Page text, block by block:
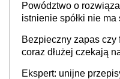
Powództwo o
istnienie spółki nie
Bezpieczny zapas czy
coraz dłużej czekają
Ekspert: unijne